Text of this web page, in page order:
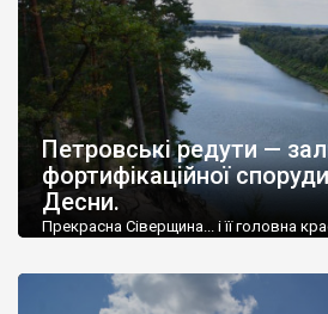
Петровські редути —
фортифікаційної
Десни.
Прекрасна Сіверщина... і її головна
незарегульвана водосховищами та